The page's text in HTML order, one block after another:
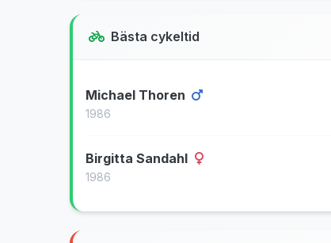
Bästa cykeltid
Michael Thoren
1986
Birgitta Sandahl
1986